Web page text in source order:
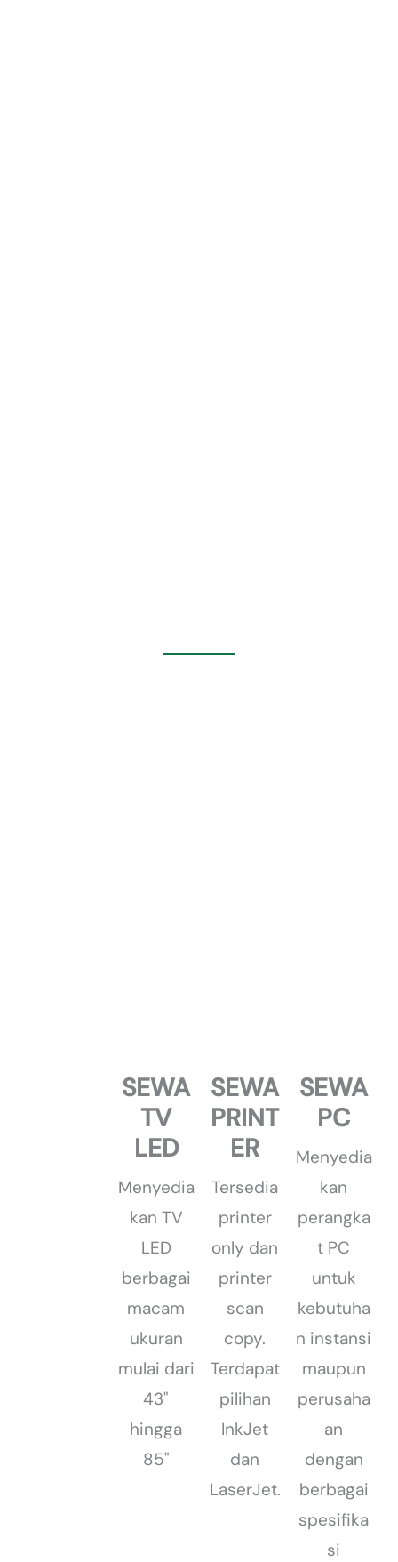
SEWA
TV
LED
Menyedia
kan TV
LED
berbagai
macam
ukuran
mulai dari
43"
hingga
85"
SEWA
PRINT
ER
Tersedia
printer
only dan
printer
scan
copy.
Terdapat
pilihan
InkJet
dan
LaserJet.
SEWA
PC
Menyedia
kan
perangka
t PC
untuk
kebutuha
n instansi
maupun
perusaha
an
dengan
berbagai
spesifika
si